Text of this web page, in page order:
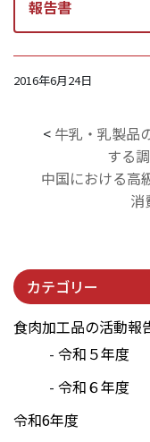
報告書
2016年6月24日
< 牛乳・乳製品
する
中国における高
消
カテゴリー
食肉加工品の活動報
令和５年度
令和６年度
令和6年度